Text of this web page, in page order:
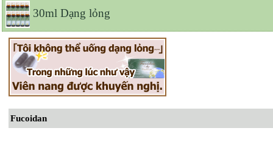
30ml Dạng lỏng
Fucoidan